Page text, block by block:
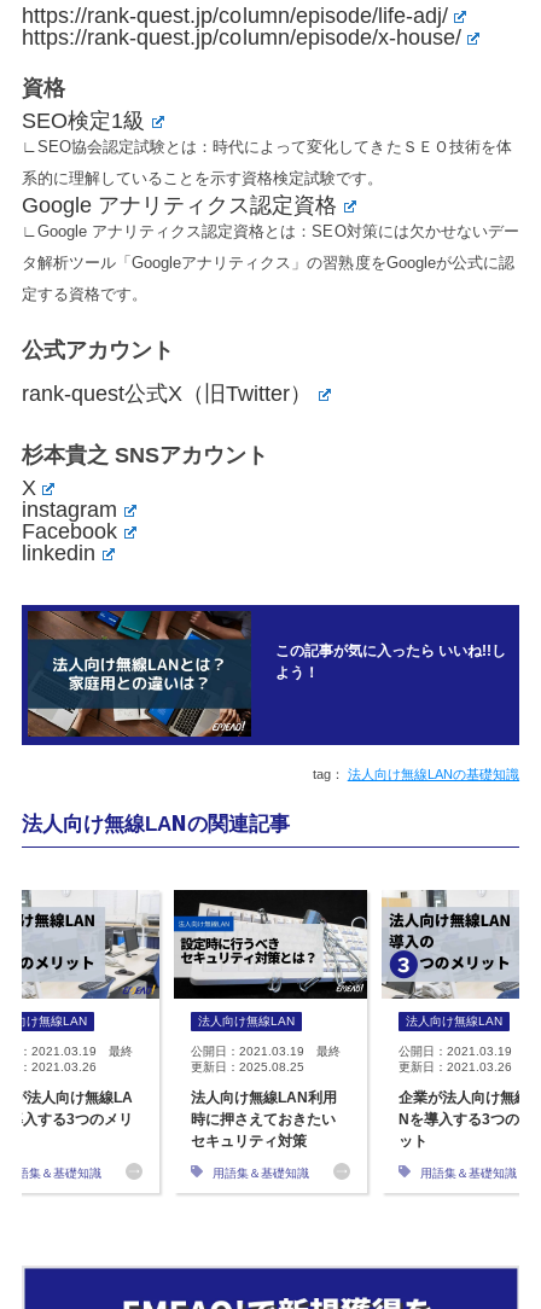
https://rank-quest.jp/column/episode/life-adj/
https://rank-quest.jp/column/episode/x-house/
資格
SEO検定1級
∟SEO協会認定試験とは：時代によって変化してきたＳＥＯ技術を体
系的に理解していることを示す資格検定試験です。
Google アナリティクス認定資格
∟Google アナリティクス認定資格とは：SEO対策には欠かせないデー
タ解析ツール「Googleアナリティクス」の習熟度をGoogleが公式に認
定する資格です。
公式アカウント
rank-quest公式X（旧Twitter）
杉本貴之 SNSアカウント
X
instagram
Facebook
linkedin
この記事が気に入ったら いいね!!し
よう！
法人向け無線LANの基礎知識
法人向け無線LANの関連記事
人向け無線LAN
日：2021.03.19 最終
日：2021.03.26
が法人向け無線LA
導入する3つのメリ
用語集＆基礎知識
法人向け無線LAN
公開日：2021.03.19 最終
更新日：2025.08.25
法人向け無線LAN利用
時に押さえておきたい
セキュリティ対策
用語集＆基礎知識
法人向け無線LAN
公開日：2021.03.19 最
更新日：2021.03.26
企業が法人向け無線
Nを導入する3つのメ
ット
用語集＆基礎知識